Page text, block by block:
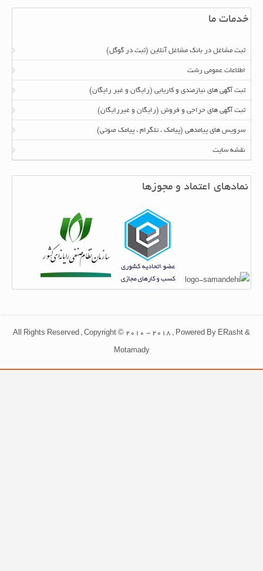
خدمات ما
ثبت مشاغل در بانک مشاغل آنلاین (ثبت در گوگل)
اطلاعات عمومی رشت
ثبت آگهی های نیازمندی و کاریابی (رایگان و غیر رایگان)
ثبت آگهی های حراجی و فروش (رایگان و غیررایگان)
سرویس های پیامدهی (پیامک ، تلگرام ، پیامک صوتی)
نقشه سایت
نمادهای اعتماد و مجوزها
All Rights Reserved , Copyright © 2010 - 2018 , Powered By ERasht &
Motamady